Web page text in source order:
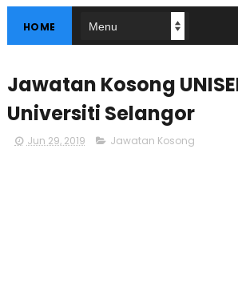
HOME
Jawatan Kosong
Universiti Selangor
Jun 29, 2019 Jawatan Kosong